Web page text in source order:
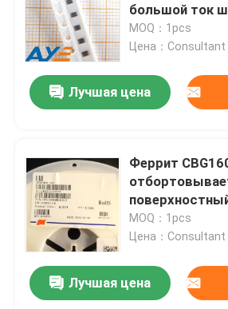
большой ток
120R 2500mA
MOQ：1pcs
Цена：Consultant
Лучшая цена
Феррит
сопротивления
держателя
MOQ：1pcs
Цена：Consultant
Лучшая цена